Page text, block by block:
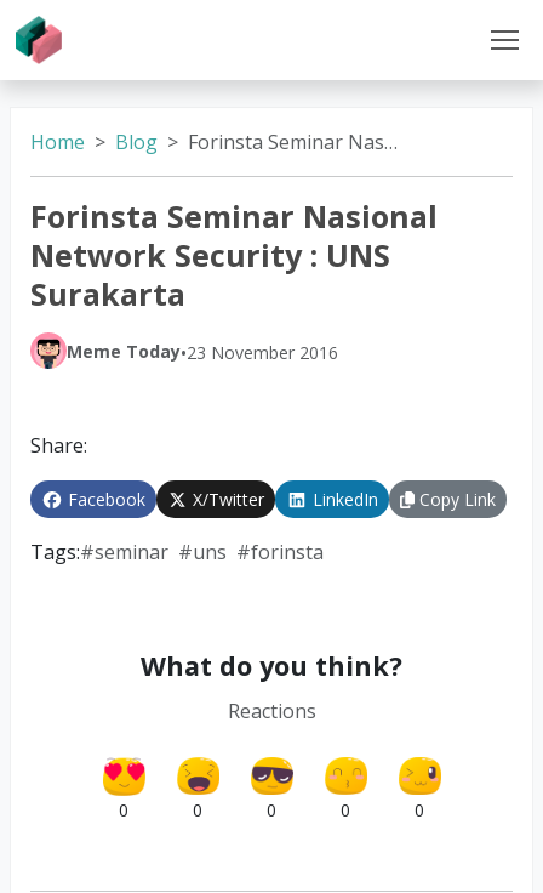
Home Blog Forinsta Seminar Nasional Network Security : UNS Surakarta
Forinsta Seminar Nasional
Network Security : UNS
Surakarta
Meme Today•23 November 2016
Share:
Facebook X/Twitter LinkedIn Copy Link
Tags:#seminar #uns #forinsta
What do you think?
Reactions
0 0 0 0 0